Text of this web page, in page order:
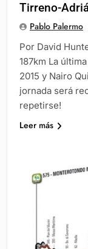
Tirreno-
Pablo Palermo
Por David
187km La
2015 y Nairo
jornada será
repetirse!
Leer más